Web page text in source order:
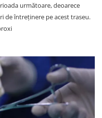
următoare, deoarece
de întreținere pe acest traseu.